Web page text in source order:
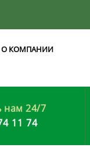
О КОМПАНИИ
нам 24/7
11 74